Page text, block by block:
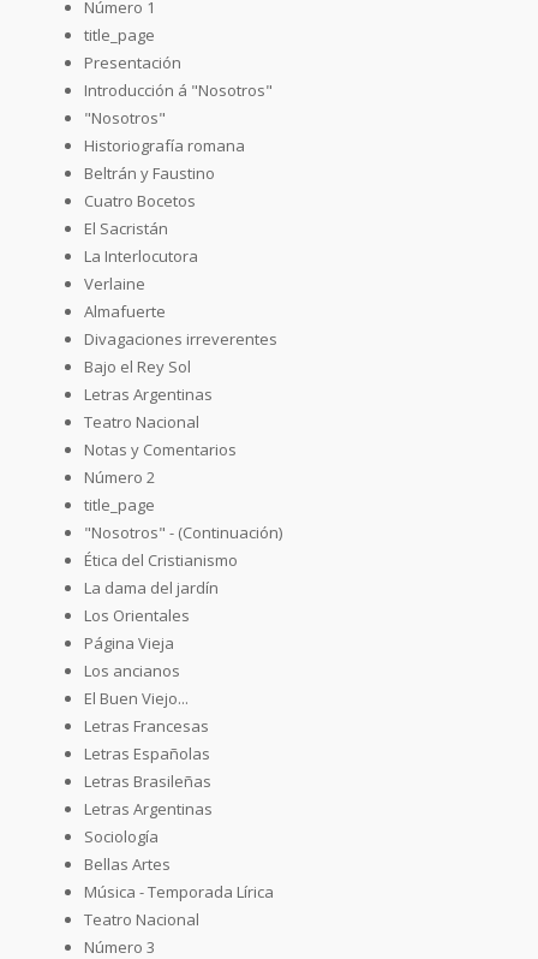
Número 1
title_page
Presentación
Introducción á "Nosotros"
"Nosotros"
Historiografía romana
Beltrán y Faustino
Cuatro Bocetos
El Sacristán
La Interlocutora
Verlaine
Almafuerte
Divagaciones irreverentes
Bajo el Rey Sol
Letras Argentinas
Teatro Nacional
Notas y Comentarios
Número 2
title_page
"Nosotros" - (Continuación)
Ética del Cristianismo
La dama del jardín
Los Orientales
Página Vieja
Los ancianos
El Buen Viejo...
Letras Francesas
Letras Españolas
Letras Brasileñas
Letras Argentinas
Sociología
Bellas Artes
Música - Temporada Lírica
Teatro Nacional
Número 3